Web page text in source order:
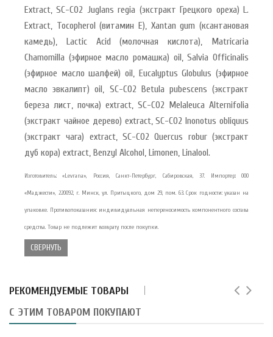
Extract, SC-CO2 Juglans regia (экстракт Грецкого ореха) L.
Extract, Tocopherol (витамин Е), Xantan gum (ксантановая
камедь), Lactic Acid (молочная кислота), Matricaria
Chamomilla (эфирное масло ромашка) oil, Salvia Officinalis
(эфирное масло шалфей) oil, Eucalyptus Globulus (эфирное
масло эвкалипт) oil, SC-CO2 Betula pubescens (экстракт
береза лист, почка) extract, SC-CO2 Melaleuca Alternifolia
(экстракт чайное дерево) extract, SC-CO2 Inonotus obliquus
(экстракт чага) extract, SC-CO2 Quercus robur (экстракт
дуб кора) extract, Benzyl Alcohol, Limonen, Linalool.
Изготовитель: «Levrana», Россия, Санкт-Петербург, Сабировская, 37. Импортер: ООО
«Маджести», 220092, г. Минск, ул. Притыцкого, дом 29, пом. 63. Срок годности: указан на
упаковке. Противопоказания: индивидуальная непереносимость компонентного состава
средства. Товар не подлежит возврату после покупки.
СВЕРНУТЬ
РЕКОМЕНДУЕМЫЕ ТОВАРЫ
С ЭТИМ ТОВАРОМ ПОКУПАЮТ